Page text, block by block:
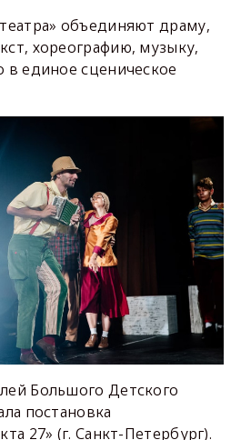
объединяют драму,
хореографию, музыку,
в единое сценическое
Большого Детского
постановка
27» (г. Санкт-Петербург).